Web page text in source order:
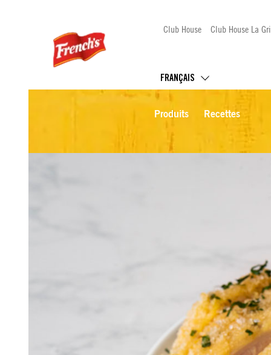
Club House Club House La
FRANÇAIS
Produits Recettes